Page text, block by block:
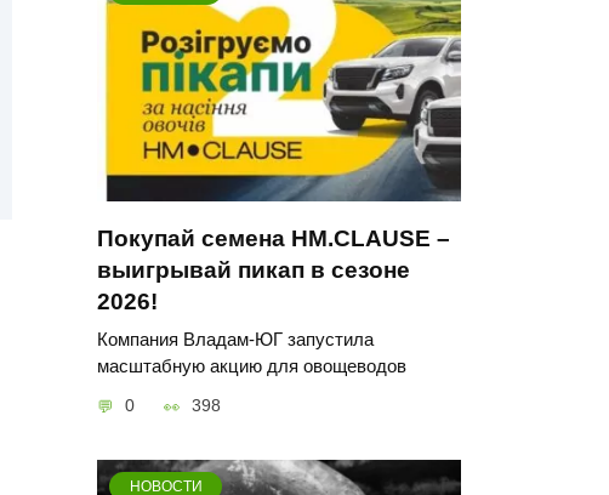
Покупай семена HM.CLAUSE –
выигрывай пикап в сезоне
2026!
Компания Владам-ЮГ запустила
масштабную акцию для овощеводов
0 398
НОВОСТИ